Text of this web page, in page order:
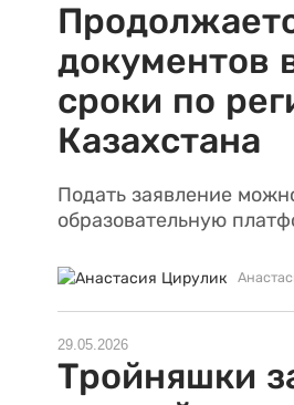
документов
сроки по
Казахстана
Подать заявление
образовательную
29.05.2026
Тройняшки